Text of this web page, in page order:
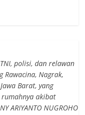
TNI, polisi, dan relawan
Rawacina, Nagrak,
Barat, yang
akibat
ARIYANTO NUGROHO